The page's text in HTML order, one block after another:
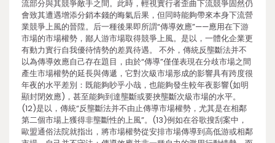
流部分與其競爭敵手之間。此時，輕視實行者歪曲下流競爭固然仍
會致其遭遇增添分銷本錢的晦氣后果，但同時能夠帶來本身下流營
業競爭上風的晉陞。后一種後果即所謂“傳導效應”——應用在下游
市場的市場權勢，鄙人游市場取得競爭上風。是以，一體化企業更
有動力實行自我優待情勢的差異待遇。 不外，傳統反壟斷法并不
以為傳導效應自己存在題目，由於“傳導”僅僅表現在分歧市場之間
產生市場權勢的延長與傳遞，它對次級市場形成的影響具有跨度很
年夜的水平差別：既能夠眇乎小哉，也能夠發生較年夜影響(如明
顯封閉效應)，甚至能夠到達壟斷或要挾壟斷次級市場的水平。
(12)是以，傳統“反壟斷法并不由止傳導市場權勢，尤其是在相鄰
第二個市場上獲得非壟斷性的上風”。(13)例如在谷歌搜刮案中，
歐盟通俗法院就指出，將市場權勢從安排市場傳導到高低游或相鄰